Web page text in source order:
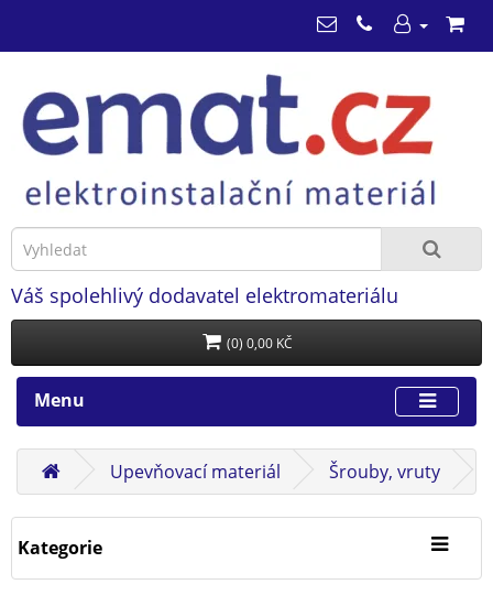
Váš spolehlivý dodavatel elektromateriálu
(0) 0,00 KČ
Menu
Upevňovací materiál Šrouby, vruty
Kategorie